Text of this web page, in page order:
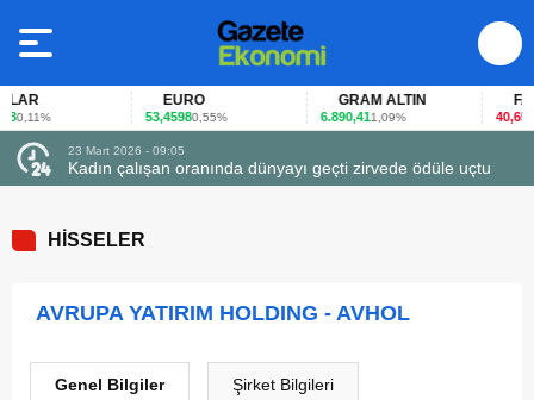
0,11%
EURO
53,45980,55%
GRAM ALTIN
6.890,411,09%
FAİZ
40,65-
23 Mart 2026 - 09:05
Kadın çalışan oranında dünyayı geçti zirvede ödüle uçtu
HİSSELER
AVRUPA YATIRIM HOLDING - AVHOL
Genel Bilgiler Şirket Bilgileri